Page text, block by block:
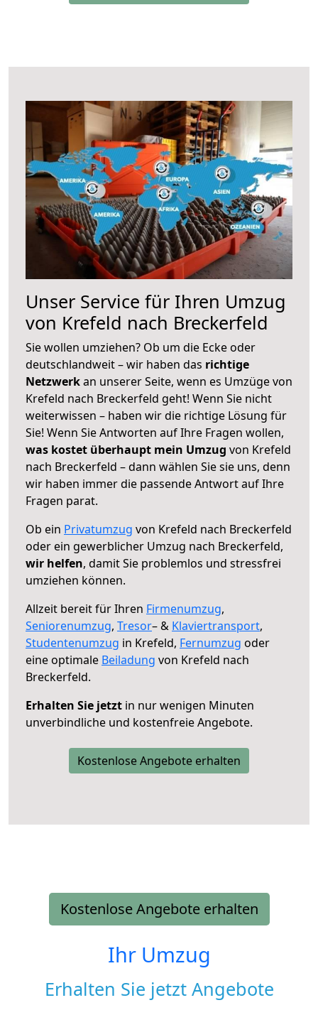
Unser Service für Ihren Umzug
von Krefeld nach Breckerfeld
Sie wollen umziehen? Ob um die Ecke oder
deutschlandweit – wir haben das richtige
Netzwerkan unserer Seite, wenn es Umzüge von
Krefeld nach Breckerfeld geht! Wenn Sie nicht
weiterwissen – haben wir die richtige Lösung für
Sie! Wenn Sie Antworten auf Ihre Fragen wollen,
was kostet überhaupt mein Umzug von Krefeld
nach Breckerfeld – dann wählen Sie sie uns, denn
wir haben immer die passende Antwort auf Ihre
Fragen parat.
Ob ein Privatumzug von Krefeld nach Breckerfeld
oder ein gewerblicher Umzug nach Breckerfeld,
wir helfen, damit Sie problemlos und stressfrei
umziehen können.
Allzeit bereit für Ihren Firmenumzug,
Seniorenumzug, Tresor– & Klaviertransport,
Studentenumzug in Krefeld, Fernumzug oder
eine optimale Beiladung von Krefeld nach
Breckerfeld.
Erhalten Sie jetzt in nur wenigen Minuten
unverbindliche und kostenfreie Angebote.
Kostenlose Angebote erhalten
Kostenlose Angebote erhalten
Ihr Umzug
Erhalten Sie jetzt Angebote